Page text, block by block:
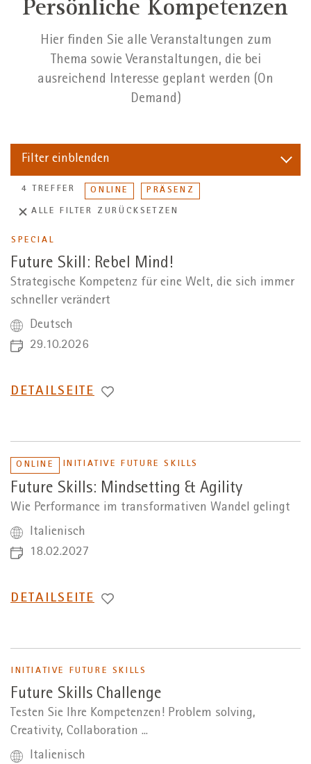
Persönliche Kompetenzen
Hier finden Sie alle Veranstaltungen zum
Thema sowie Veranstaltungen, die bei
ausreichend Interesse geplant werden (On
Demand)
Filter einblenden
4 TREFFER ONLINE PRÄSENZ
ALLE FILTER ZURÜCKSETZEN
SPECIAL
Future Skill: Rebel Mind!
Strategische Kompetenz für eine Welt, die sich immer
schneller verändert
Deutsch
29.10.2026
WECHSEL
DETAILSEITE
ONLINE INITIATIVE FUTURE SKILLS
Future Skills: Mindsetting & Agility
Wie Performance im transformativen Wandel gelingt
Italienisch
18.02.2027
WECHSEL
DETAILSEITE
INITIATIVE FUTURE SKILLS
Future Skills Challenge
Testen Sie Ihre Kompetenzen! Problem solving,
Creativity, Collaboration ...
Italienisch